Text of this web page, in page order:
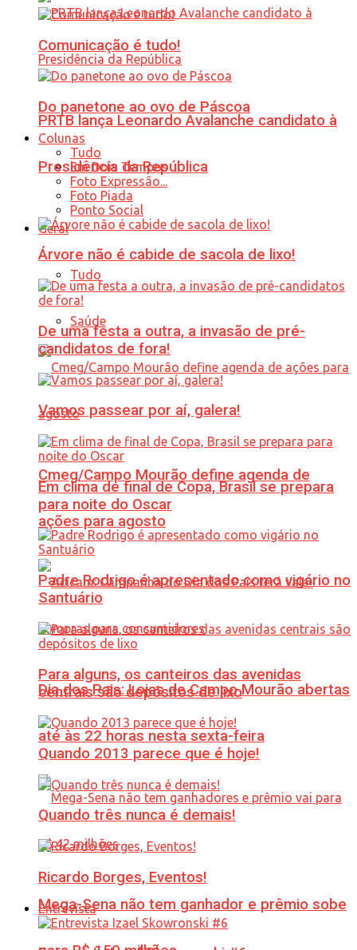
PRTB lança Leonardo Avalanche candidato à
Presidência da República
Geral
Tudo
Saúde
Cmeg/Campo Mourão define agenda de
ações para agosto
Dia dos Pais: Lojas de Campo Mourão abertas
até às 22 horas nesta sexta-feira
Mega-Sena não tem ganhador e prêmio sobe
Comunicação é tudo!
Do panetone ao ovo de Páscoa
Colunas
Tudo
Em Dois Tempos
Foto Expressão...
Foto Piada
Ponto Social
Árvore não é cabide de sacola de lixo!
De uma festa a outra, a invasão de pré-
candidatos de fora!
Vamos passear por aí, galera!
Em clima de final de Copa, Brasil se prepara
para noite do Oscar
Padre Rodrigo é apresentado como vigário no
Santuário
Para alguns, os canteiros das avenidas
centrais são depósitos de lixo
Quando 2013 parece que é hoje!
Quando três nunca é demais!
Ricardo Borges, Eventos!
Entrevista